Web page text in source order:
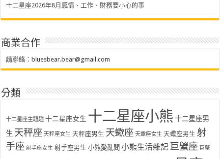
十二星座2026年8月感情、工作、財務要小心的事
商業合作
請聯絡： bluesbear.bear@gmail.com
分類
十二星座主題趣 十二星座女生 十二星座小熊 十二星座男
生 天秤座 天秤座女生 天秤座男生 天蠍座 天蠍座女生 天蠍座男生 射
手座 射手座女生 射手座男生 小熊愛亂問 小熊生活雜記 巨蟹座 巨蟹